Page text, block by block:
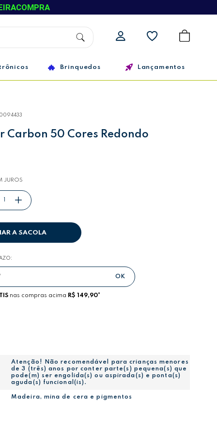
Brinquedos Lançamentos
Carbon 50 Cores Redondo
JUROS
A SACOLA
nas compras acima R$ 149,90*
Atenção! Não recomendável para crianças menores
de 3 (três) anos por conter parte(s) pequena(s) que
pode(m) ser engolida(s) ou aspirada(s) e ponta(s)
aguda(s) funcional(is).
Madeira, mina de cera e pigmentos